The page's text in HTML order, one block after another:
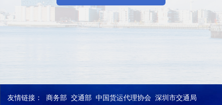
友情链接： 商务部 交通部 中国货运代理协会 深圳市交通局